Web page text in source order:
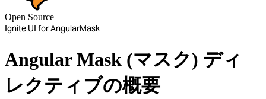
Open Source
Ignite UI for AngularMask
Angular Mask (マスク) ディ
レクティブの概要